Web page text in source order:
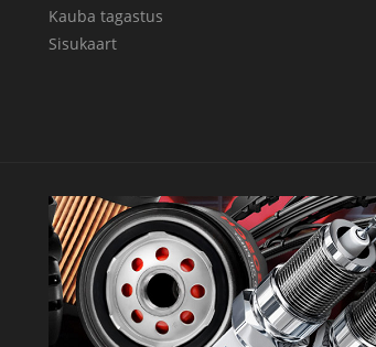
Kauba tagastus
Sisukaart